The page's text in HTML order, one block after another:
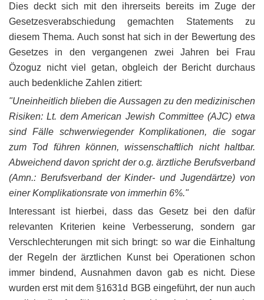
Dies deckt sich mit den ihrerseits bereits im Zuge der
Gesetzesverabschiedung gemachten Statements zu
diesem Thema. Auch sonst hat sich in der Bewertung des
Gesetzes in den vergangenen zwei Jahren bei Frau
Özoguz nicht viel getan, obgleich der Bericht durchaus
auch bedenkliche Zahlen zitiert:
"Uneinheitlich blieben die Aussagen zu den medizinischen
Risiken: Lt. dem American Jewish Committee (AJC) etwa
sind Fälle schwerwiegender Komplikationen, die sogar
zum Tod führen können, wissenschaftlich nicht haltbar.
Abweichend davon spricht der o.g. ärztliche Berufsverband
(Amn.: Berufsverband der Kinder- und Jugendärtze) von
einer Komplikationsrate von immerhin 6%."
Interessant ist hierbei, dass das Gesetz bei den dafür
relevanten Kriterien keine Verbesserung, sondern gar
Verschlechterungen mit sich bringt: so war die Einhaltung
der Regeln der ärztlichen Kunst bei Operationen schon
immer bindend, Ausnahmen davon gab es nicht. Diese
wurden erst mit dem §1631d BGB eingeführt, der nun auch